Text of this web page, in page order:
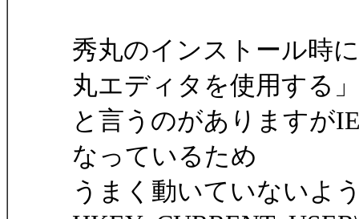
秀丸のインストール時
丸エディタを使用する」
と言うのがありますが
なっているため
うまく動いていないよ